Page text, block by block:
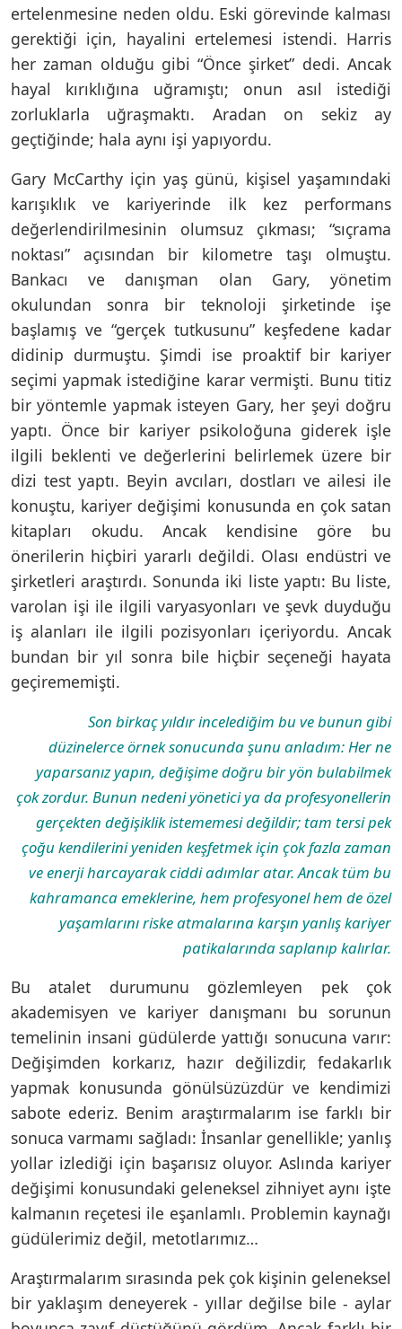
ertelenmesine neden oldu. Eski görevinde kalması
gerektiği için, hayalini ertelemesi istendi. Harris
her zaman olduğu gibi “Önce şirket” dedi. Ancak
hayal kırıklığına uğramıştı; onun asıl istediği
zorluklarla uğraşmaktı. Aradan on sekiz ay
geçtiğinde; hala aynı işi yapıyordu.
Gary McCarthy için yaş günü, kişisel yaşamındaki
karışıklık ve kariyerinde ilk kez performans
değerlendirilmesinin olumsuz çıkması; “sıçrama
noktası” açısından bir kilometre taşı olmuştu.
Bankacı ve danışman olan Gary, yönetim
okulundan sonra bir teknoloji şirketinde işe
başlamış ve “gerçek tutkusunu” keşfedene kadar
didinip durmuştu. Şimdi ise proaktif bir kariyer
seçimi yapmak istediğine karar vermişti. Bunu titiz
bir yöntemle yapmak isteyen Gary, her şeyi doğru
yaptı. Önce bir kariyer psikoloğuna giderek işle
ilgili beklenti ve değerlerini belirlemek üzere bir
dizi test yaptı. Beyin avcıları, dostları ve ailesi ile
konuştu, kariyer değişimi konusunda en çok satan
kitapları okudu. Ancak kendisine göre bu
önerilerin hiçbiri yararlı değildi. Olası endüstri ve
şirketleri araştırdı. Sonunda iki liste yaptı: Bu liste,
varolan işi ile ilgili varyasyonları ve şevk duyduğu
iş alanları ile ilgili pozisyonları içeriyordu. Ancak
bundan bir yıl sonra bile hiçbir seçeneği hayata
geçirememişti.
Son birkaç yıldır incelediğim bu ve bunun gibi
düzinelerce örnek sonucunda şunu anladım: Her ne
yaparsanız yapın, değişime doğru bir yön bulabilmek
çok zordur. Bunun nedeni yönetici ya da profesyonellerin
gerçekten değişiklik istememesi değildir; tam tersi pek
çoğu kendilerini yeniden keşfetmek için çok fazla zaman
ve enerji harcayarak ciddi adımlar atar. Ancak tüm bu
kahramanca emeklerine, hem profesyonel hem de özel
yaşamlarını riske atmalarına karşın yanlış kariyer
patikalarında saplanıp kalırlar.
Bu atalet durumunu gözlemleyen pek çok
akademisyen ve kariyer danışmanı bu sorunun
temelinin insani güdülerde yattığı sonucuna varır:
Değişimden korkarız, hazır değilizdir, fedakarlık
yapmak konusunda gönülsüzüzdür ve kendimizi
sabote ederiz. Benim araştırmalarım ise farklı bir
sonuca varmamı sağladı: İnsanlar genellikle; yanlış
yollar izlediği için başarısız oluyor. Aslında kariyer
değişimi konusundaki geleneksel zihniyet aynı işte
kalmanın reçetesi ile eşanlamlı. Problemin kaynağı
güdülerimiz değil, metotlarımız…
Araştırmalarım sırasında pek çok kişinin geleneksel
bir yaklaşım deneyerek - yıllar değilse bile - aylar